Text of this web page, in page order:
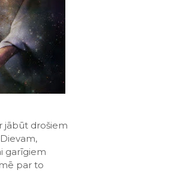
jābūt drošiem
garīgiem
par to